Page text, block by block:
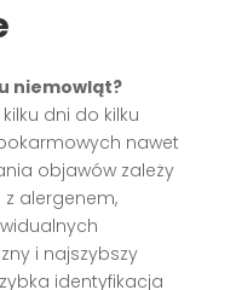
niemowląt?
dni do kilku
nawet
objawów zależy
alergenem,
i najszybszy
identyfikacja